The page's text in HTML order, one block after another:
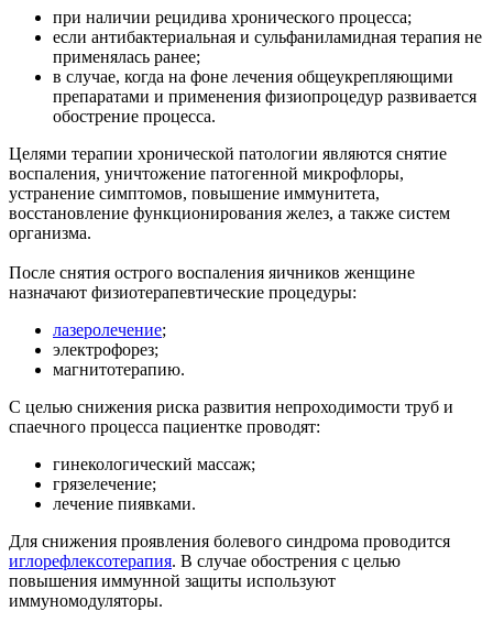
при наличии рецидива хронического процесса;
если антибактериальная и сульфаниламидная терапия не
применялась ранее;
в случае, когда на фоне лечения общеукрепляющими
препаратами и применения физиопроцедур развивается
обострение процесса.
Целями терапии хронической патологии являются снятие
воспаления, уничтожение патогенной микрофлоры,
устранение симптомов, повышение иммунитета,
восстановление функционирования желез, а также систем
организма.
После снятия острого воспаления яичников женщине
назначают физиотерапевтические процедуры:
лазеролечение;
электрофорез;
магнитотерапию.
С целью снижения риска развития непроходимости труб и
спаечного процесса пациентке проводят:
гинекологический массаж;
грязелечение;
лечение пиявками.
Для снижения проявления болевого синдрома проводится
иглорефлексотерапия. В случае обострения с целью
повышения иммунной защиты используют
иммуномодуляторы.